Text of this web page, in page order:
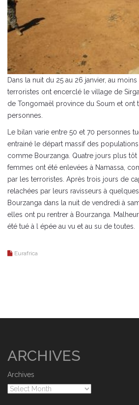
Dans la nuit du 25 au 26 janvier, au
terroristes ont encerclé le village de
de Tongomaël province du Soum et ont
personnes.
Le bilan varie entre 50 et 70 personnes
entrainé le départ massif des populations
comme Bourzanga. Quatre jours plus tôt
femmes ont été enlevées à Namassa,
par les terroristes. Après trois jours de
relachées par leurs ravisseurs à
Bourzanga dans la nuit de vendredi à
elles ont pu rentrer à Bourzanga.
été tué à l épée au vu et au su de toutes.
Eurafrica
ARCHIVES
Archives